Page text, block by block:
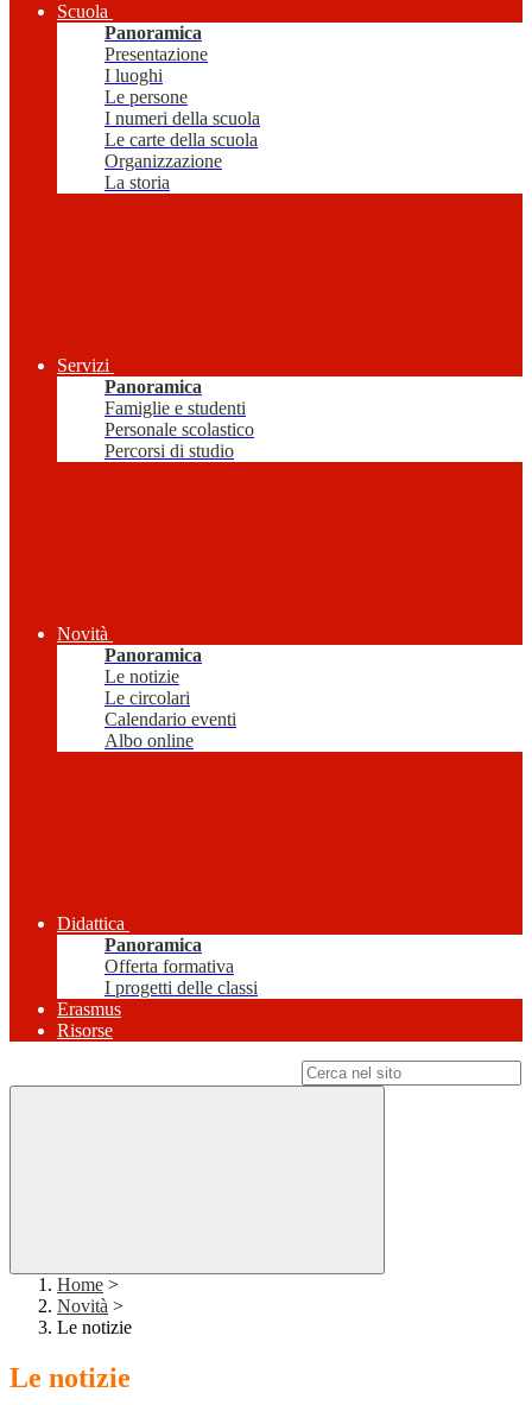
Scuola
Panoramica
Presentazione
I luoghi
Le persone
I numeri della scuola
Le carte della scuola
Organizzazione
La storia
Servizi
Panoramica
Famiglie e studenti
Personale scolastico
Percorsi di studio
Novità
Panoramica
Le notizie
Le circolari
Calendario eventi
Albo online
Didattica
Panoramica
Offerta formativa
I progetti delle classi
Erasmus
Risorse
Home >
Novità >
Le notizie
Le notizie